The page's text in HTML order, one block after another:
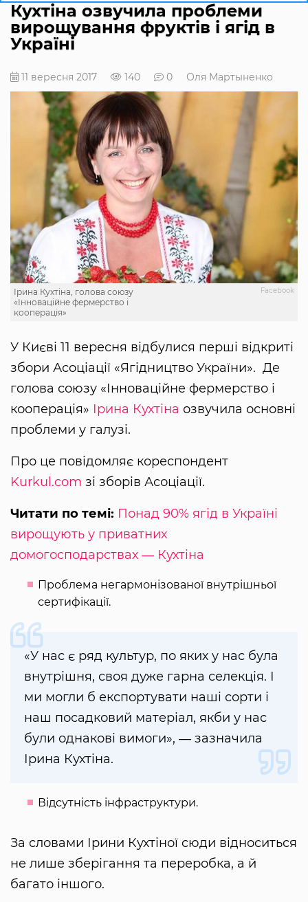
Кухтіна озвучила проблеми
вирощування фруктів і ягід в
Україні
11 вересня 2017 140 0 Оля Мартыненко
Facebook
Ірина Кухтіна, голова союзу
«Інноваційне фермерство і
кооперація»
У Києві 11 вересня відбулися перші відкриті
збори Асоціації «Ягідництво України». Де
голова союзу «Інноваційне фермерство і
кооперація» Ірина Кухтіна озвучила основні
проблеми у галузі.
Про це повідомляє кореспондент
Kurkul.com зі зборів Асоціації.
Читати по темі: Понад 90% ягід в Україні
вирощують у приватних
домогосподарствах ― Кухтіна
Проблема негармонізованої внутрішньої
сертифікації.
«У нас є ряд культур, по яких у нас була
внутрішня, своя дуже гарна селекція. І
ми могли б експортувати наші сорти і
наш посадковий матеріал, якби у нас
були однакові вимоги», ― зазначила
Ірина Кухтіна.
Відсутність інфраструктури.
За словами Ірини Кухтіної сюди відноситься
не лише зберігання та переробка, а й
багато іншого.